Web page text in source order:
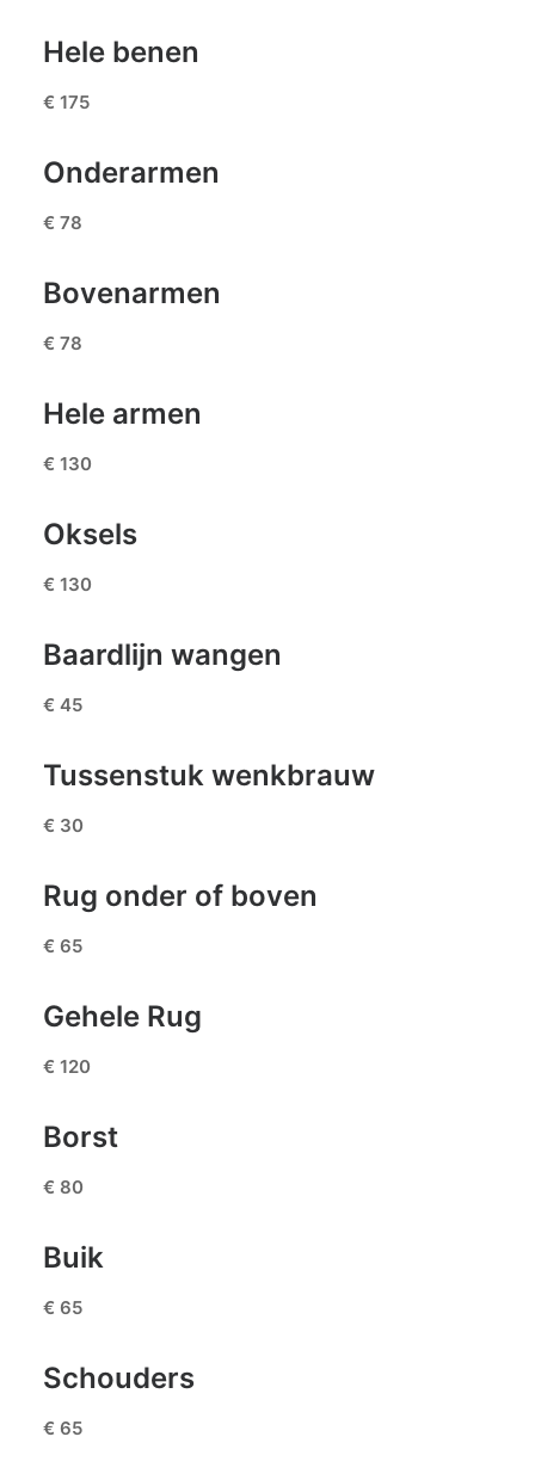
Hele benen
€ 175
Onderarmen
€ 78
Bovenarmen
€ 78
Hele armen
€ 130
Oksels
€ 130
Baardlijn wangen
€ 45
Tussenstuk wenkbrauw
€ 30
Rug onder of boven
€ 65
Gehele Rug
€ 120
Borst
€ 80
Buik
€ 65
Schouders
€ 65